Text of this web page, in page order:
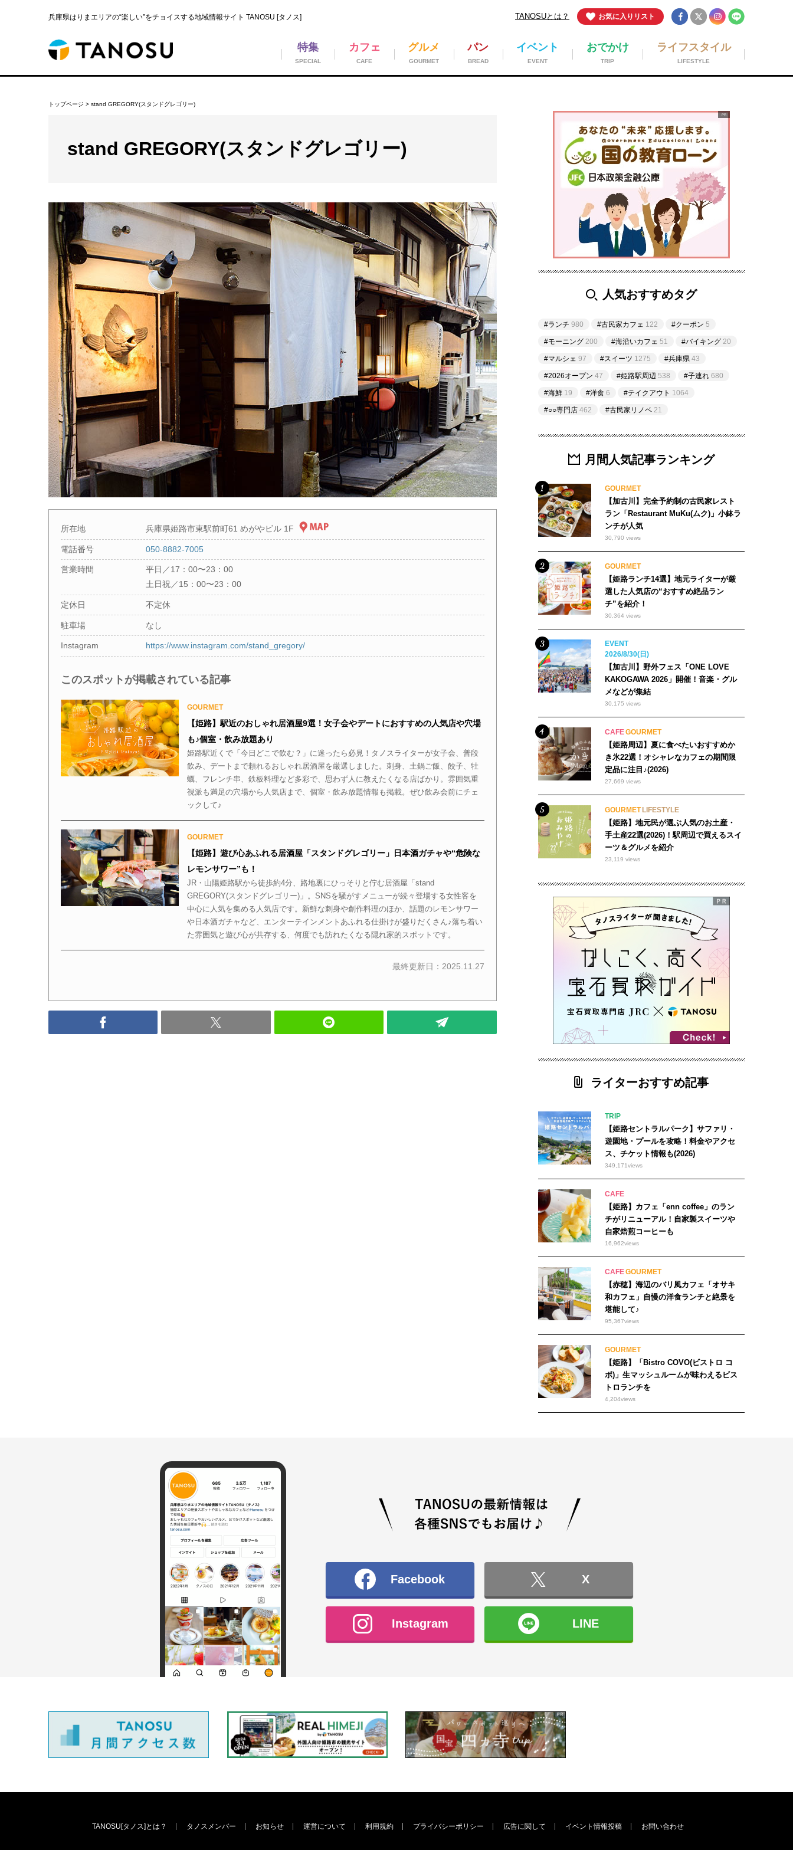
兵庫県はりまエリアの“楽しい”をチョイスする地域情報サイト TANOSU [タノス] お気に入りリスト
TANOSUとは？
ライフスタイル
LIFESTYLE
おでかけ
TRIP
イベント
EVENT
パン
BREAD
グルメ
GOURMET
カフェ
CAFE
特集
SPECIAL
トップページ > stand GREGORY(スタンドグレゴリー)
stand GREGORY(スタンドグレゴリー)
所在地 兵庫県姫路市東駅前町61 めがやビル 1F
電話番号 050-8882-7005
営業時間
平日／17：00〜23：00
土日祝／15：00〜23：00
定休日 不定休
駐車場 なし
Instagram https://www.instagram.com/stand_gregory/
このスポットが掲載されている記事
GOURMET
【姫路】駅近のおしゃれ居酒屋9選！女子会やデートにおすすめの人気店や穴場
も♪個室・飲み放題あり
姫路駅近くで「今日どこで飲む？」に迷ったら必見！タノスライターが女子会、普段
飲み、デートまで頼れるおしゃれ居酒屋を厳選しました。刺身、土鍋ご飯、餃子、牡
蠣、フレンチ串、鉄板料理など多彩で、思わず人に教えたくなる店ばかり。雰囲気重
視派も満足の穴場から人気店まで、個室・飲み放題情報も掲載。ぜひ飲み会前にチェ
ックして♪
GOURMET
【姫路】遊び心あふれる居酒屋「スタンドグレゴリー」日本酒ガチャや“危険な
レモンサワー”も！
JR・山陽姫路駅から徒歩約4分、路地裏にひっそりと佇む居酒屋「stand
GREGORY(スタンドグレゴリー)」。SNSを騒がすメニューが続々登場する女性客を
中心に人気を集める人気店です。新鮮な刺身や創作料理のほか、話題のレモンサワー
や日本酒ガチャなど、エンターテインメントあふれる仕掛けが盛りだくさん♪落ち着い
た雰囲気と遊び心が共存する、何度でも訪れたくなる隠れ家的スポットです。
最終更新日：2025.11.27
人気おすすめタグ
#ランチ 980 #古民家カフェ 122 #クーポン 5
#モーニング 200 #海沿いカフェ 51 #バイキング 20
#マルシェ 97 #スイーツ 1275 #兵庫県 43
#2026オープン 47 #姫路駅周辺 538 #子連れ 680
#海鮮 19 #洋食 6 #テイクアウト 1064
#○○専門店 462 #古民家リノベ 21
月間人気記事ランキング
GOURMET
【加古川】完全予約制の古民家レスト
ラン「Restaurant MuKu(ムク)」小鉢ラ
ンチが人気
30,790 views
GOURMET
【姫路ランチ14選】地元ライターが厳
選した人気店の“おすすめ絶品ラン
チ”を紹介！
30,364 views
EVENT
2026/8/30(日)
【加古川】野外フェス「ONE LOVE
KAKOGAWA 2026」開催！音楽・グル
メなどが集結
30,175 views
CAFEGOURMET
【姫路周辺】夏に食べたいおすすめか
き氷22選！オシャレなカフェの期間限
定品に注目♪(2026)
27,669 views
GOURMET LIFESTYLE
【姫路】地元民が選ぶ人気のお土産・
手土産22選(2026)！駅周辺で買えるスイ
ーツ＆グルメを紹介
23,119 views
ライターおすすめ記事
TRIP
【姫路セントラルパーク】サファリ・
遊園地・プールを攻略！料金やアクセ
ス、チケット情報も(2026)
349,171views
CAFE
【姫路】カフェ「enn coffee」のラン
チがリニューアル！自家製スイーツや
自家焙煎コーヒーも
16,962views
CAFEGOURMET
【赤穂】海辺のバリ風カフェ「オサキ
和カフェ」自慢の洋食ランチと絶景を
堪能して♪
95,367views
GOURMET
【姫路】「Bistro COVO(ビストロ コ
ボ)」生マッシュルームが味わえるビス
トロランチを
4,204views
Facebook X
Instagram LINE
TANOSU[タノス]とは？ タノスメンバー お知らせ 運営について 利用規約 プライバシーポリシー 広告に関して イベント情報投稿 お問い合わせ